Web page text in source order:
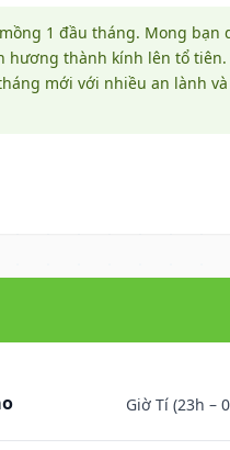
1 đầu tháng. Mong bạn
hương thành kính lên tổ tiên.
mới với nhiều an lành
Giờ Tí (23h –